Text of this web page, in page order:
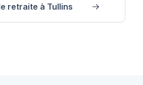
retraite à Tullins